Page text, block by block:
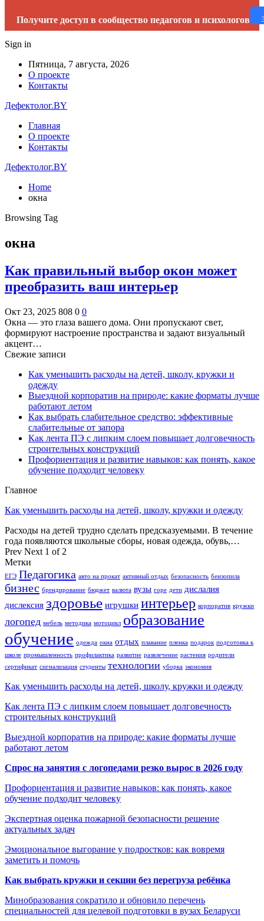
Получите доступ в сообщество педагогов и психологов
Sign in
Пятница, 7 августа, 2026
О проекте
Контакты
Дефектолог.BY
Главная
О проекте
Контакты
Дефектолог.BY
Home
окна
Browsing Tag
окна
Как правильный выбор окон может
преобразить ваш интерьер
Окт 23, 2025 808 0 0
Окна — это глаза вашего дома. Они пропускают свет,
формируют настроение пространства и задают визуальный
акцент…
Свежие записи
Как уменьшить расходы на детей, школу, кружки и
одежду
Выездной корпоратив на природе: какие форматы лучше
работают летом
Как выбрать слабительное средство: эффективные
слабительные от запора
Как лента ПЭ с липким слоем повышает долговечность
строительных конструкций
Профориентация и развитие навыков: как понять, какое
обучение подходит человеку
Главное
Как уменьшить расходы на детей, школу, кружки и одежду
Расходы на детей трудно сделать предсказуемыми. В течение
года появляются школьные сборы, новая одежда, обувь,…
Prev Next 1 of 2
Метки
ЕГЭ Педагогика авто на прокат активный отдых безопасность бензопила
бизнес брендирование бюджет валюта вузы горе дети дислалия
дислексия здоровье игрушки интерьер корпоратив кружки
логопед мебель методика мотоцикл образование
обучение одежда окна отдых плавание пленка подарок подготовка к
школе промышленность профилактика развитие развлечение растения родители
сертификат сигнализация студенты технологии уборка экономия
Как уменьшить расходы на детей, школу, кружки и одежду
Как лента ПЭ с липким слоем повышает долговечность
строительных конструкций
Выездной корпоратив на природе: какие форматы лучше
работают летом
Спрос на занятия с логопедами резко вырос в 2026 году
Профориентация и развитие навыков: как понять, какое
обучение подходит человеку
Экспертная оценка пожарной безопасности решение
актуальных задач
Эмоциональное выгорание у подростков: как вовремя
заметить и помочь
Как выбрать кружки и секции без перегруза ребёнка
Минобразования сократило и обновило перечень
специальностей для целевой подготовки в вузах Беларуси